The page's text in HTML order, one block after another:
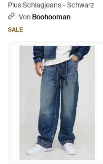
Plus Schlagjeans - Schwarz
Von Boohooman
SALE